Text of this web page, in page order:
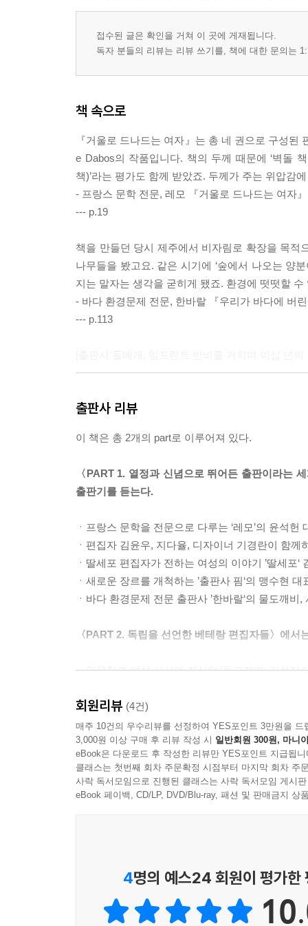
접수된 글은 확인을 거쳐 이 곳에 게재됩니다.
독자 분들의 리뷰는 리뷰 쓰기를, 책에 대한 문의는
책 속으로
『거울로 드나드는 여자』는 총 네 권으로 구성된
e Dabos의 작품입니다. 책의 두께 때문에 ‘벽돌
책)’라는 평가도 함께 받았죠. 두께가 주는 위압감
- 프랑스 문학 전문, 레모 『거울로 드나드는 여자
--- p.19
책을 만들던 당시 제주에서 비자림로 확장을 목
나무들을 봤고요. 같은 시기에 ‘숲에서 나오는 양
지는 말자는 생각을 굳히게 됐죠. 환경에 떳떳할
- 바다 환경문제 전문, 한바랄 『우리가 바다에 버
--- p.113
출판사를 차려야겠다는 확신이 들면 회사를 그만
고 생각했어요.
--- p.132
그래서 더 잘 해내야 했고요.
임프린트 대표는 문학동네 출판그룹과 업무상 계
어요. 퇴사하며 정말 많이 울었어요. 신승훈의 〈I
물이 줄줄 흐르더라고요. 다시는 누군가를 떠나
는 이유예요.
출판사 리뷰
이 책은 총 2개의 part로 이루어져 있다.
〈PART 1. 열정과 신념으로 뛰어든 출판이라는
출판기를 듣는다.
ㆍ프랑스 문학을 전문으로 다루는 ‘레모’의 윤석
ㆍ편집자 김윤우, 지다율, 디자이너 기경란이 함께
ㆍ딸세포 편집자가 전하는 여성의 이야기 ’딸세포
ㆍ새로운 장르를 개척하는 ’출판사 핌‘의 맹수현
ㆍ바다 환경문제 전문 출판사 ’한바랄‘의 물도깨
〈PART 2. 독립을 선언한 베테랑 편집자들〉에
ㆍ인문학과 여성 서사에 진심인 ’돌고래‘의 김희
ㆍ경쟁력을 갖춘 그림책 편집자 신혜영 대표가 독
ㆍ과학 서적에 깃든 따뜻한 시선이 돋보이는 ’에디
ㆍ단단한 경영 마인드로 무장한 ’골든래빗‘의
실질적이고 실용적이고 팁들을 가감 없이 쏟아낸다.
각 챕터 마지막에는 [출판사 & 도서 정보], [보도
저자의 말
회원리뷰 (4건)
매주 10건의 우수리뷰를 선정하여 YES포인트 3만원을 드
3,000원 이상 구매 후 리뷰 작성 시 일반회원 300원, 마니
eBook은 다운로드 후 작성한 리뷰만 YES포인트 지급됩니
클래스는 첫번째 회차 주문확정 시점부터 마지막 회차 주
사락 독서모임으로 진행된 클래스는 사락 독서모임 게시
eBook 페이백, CD/LP, DVD/Blu-ray, 패션 및 판매금지 상
4명의 예스24 회원이 평가한